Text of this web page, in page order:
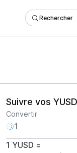
Rechercher
Suivre vos
Convertir
1 YUSD =